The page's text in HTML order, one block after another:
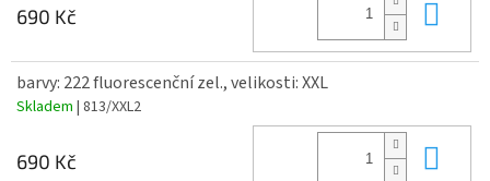
690 Kč
barvy: 222 fluorescenční zel., velikosti: XXL
Skladem | 813/XXL2
690 Kč